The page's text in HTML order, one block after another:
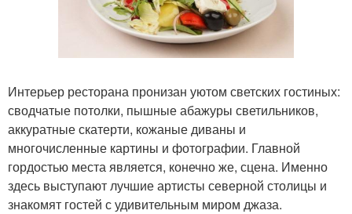
Интерьер ресторана пронизан уютом светских гостиных:
сводчатые потолки, пышные абажуры светильников,
аккуратные скатерти, кожаные диваны и
многочисленные картины и фотографии. Главной
гордостью места является, конечно же, сцена. Именно
здесь выступают лучшие артисты северной столицы и
знакомят гостей с удивительным миром джаза.